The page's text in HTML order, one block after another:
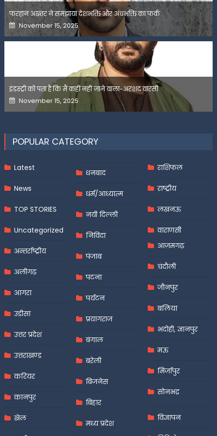
फरहान अख्तर ने समझाया देशभक्ति और अंधभक्ति का फर्क
Posted
on
November 15, 2025
इंडस्ट्री को पता है कि मैं कहीं नहीं जाने वाला-अरशद वारसी
Posted
on
November 15, 2025
POPULAR CATEGORY
Latest
News
TOP STORIES
Uncategorized
अन्तर्राष्ट्रीय
अलीगढ़
आगरा
उड़ीसा
उत्तर प्रदेश
उत्तराखण्ड
करियर
कानपुर
खेल
धनबाद
धर्म/आध्यात्म
नयी दिल्ली
निविदा
पंजाब
पटना
पर्यटन
प्रयागराज
बंगाल
बरेली
बिजनेस
बिहार
मध्य प्रदेश
राशिफल
राष्ट्रीय
लखनऊ
वाराणसी
आज़मगढ़
चंदौली
जौनपुर
बलिया
भदोही, ज्ञानपुर
मऊ
मिर्जापुर
सोनभद्र
विज्ञापन